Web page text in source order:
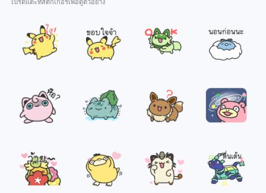
โปรดแตะที่สติกเกอร์เพื่อดูตัวอย่าง